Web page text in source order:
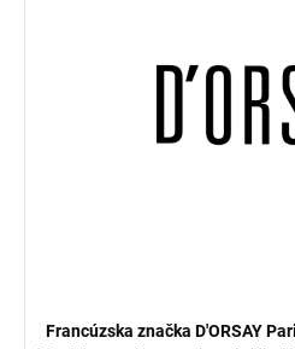
Francúzska značka D'ORSAY